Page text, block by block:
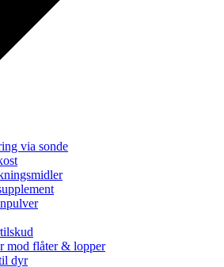
via sonde
mod flåter & lopper
dyr